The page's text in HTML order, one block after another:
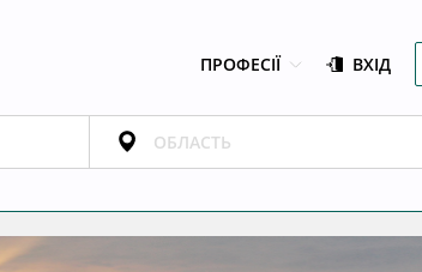
ПРОФЕСІЇ ВХІД